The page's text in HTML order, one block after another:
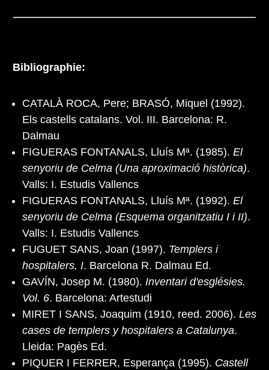
Bibliographie:
CATALÀ ROCA, Pere; BRASÓ, Miquel (1992).
Els castells catalans. Vol. III. Barcelona: R.
Dalmau
FIGUERAS FONTANALS, Lluís Mª. (1985). El
senyoriu de Celma (Una aproximació històrica).
Valls: I. Estudis Vallencs
FIGUERAS FONTANALS, Lluís Mª. (1992). El
senyoriu de Celma (Esquema organitzatiu I i II).
Valls: I. Estudis Vallencs
FUGUET SANS, Joan (1997). Templers i
hospitalers, I. Barcelona R. Dalmau Ed.
GAVÍN, Josep M. (1980). Inventari d'esglésies.
Vol. 6. Barcelona: Artestudi
MIRET I SANS, Joaquim (1910, reed. 2006). Les
cases de templers y hospitalers a Catalunya.
Lleida: Pagès Ed.
PIQUER I FERRER, Esperança (1995). Castell